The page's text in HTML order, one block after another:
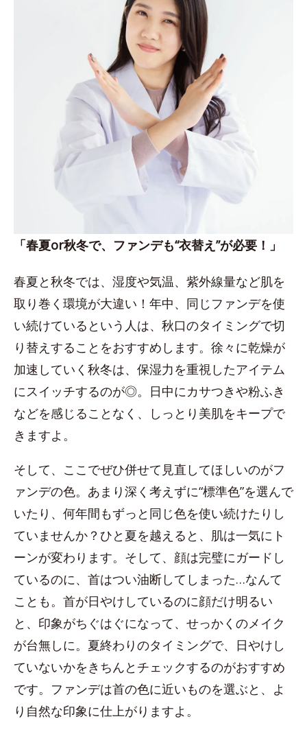
「春夏or秋冬で、ファンデも“衣替え”が必要！」
春夏と秋冬では、湿度や気温、紫外線量など肌を
取り巻く環境が大違い！年中、同じファンデを使
い続けているという人は、秋口のタイミングで切
り替えすることをおすすめします。徐々に乾燥が
加速していく秋冬は、保湿力を重視したアイテム
にスイッチするのが◎。日中にカサつきや粉ふき
などを感じることなく、しっとり美肌をキープで
きますよ。
そして、ここでぜひ併せて見直してほしいのがフ
ァンデの色。あまり深く考えずに“標準色”を選んで
いたり、何年間もずっと同じ色を使い続けたりし
ていませんか？ひと夏を越えると、肌は一気にト
ーンが変わります。そして、顔は完璧にガードし
ているのに、首はつい油断してしまった…なんて
ことも。首が日やけしているのに顔だけ明るい
と、印象がちぐはぐになって、せっかくのメイク
が台無しに。夏終わりのタイミングで、日やけし
ていないかをきちんとチェックするのがおすすめ
です。ファンデは首の色に近いものを選ぶと、よ
り自然な印象に仕上がりますよ。